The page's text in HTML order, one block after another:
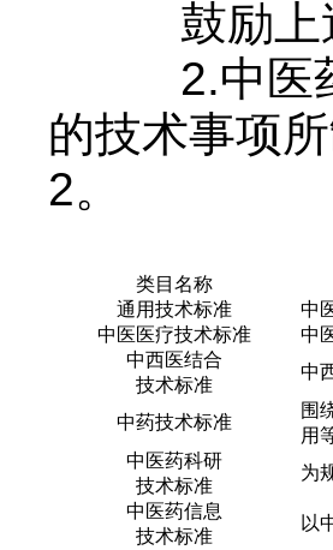
鼓励上述
2.中医
的技术事项
2。
类目名称
通用技术标准
中
中医医疗技术标准
中
中西医结合
技术标准
中
中药技术标准
围
用
中医药科研
技术标准
为
中医药信息
技术标准
以